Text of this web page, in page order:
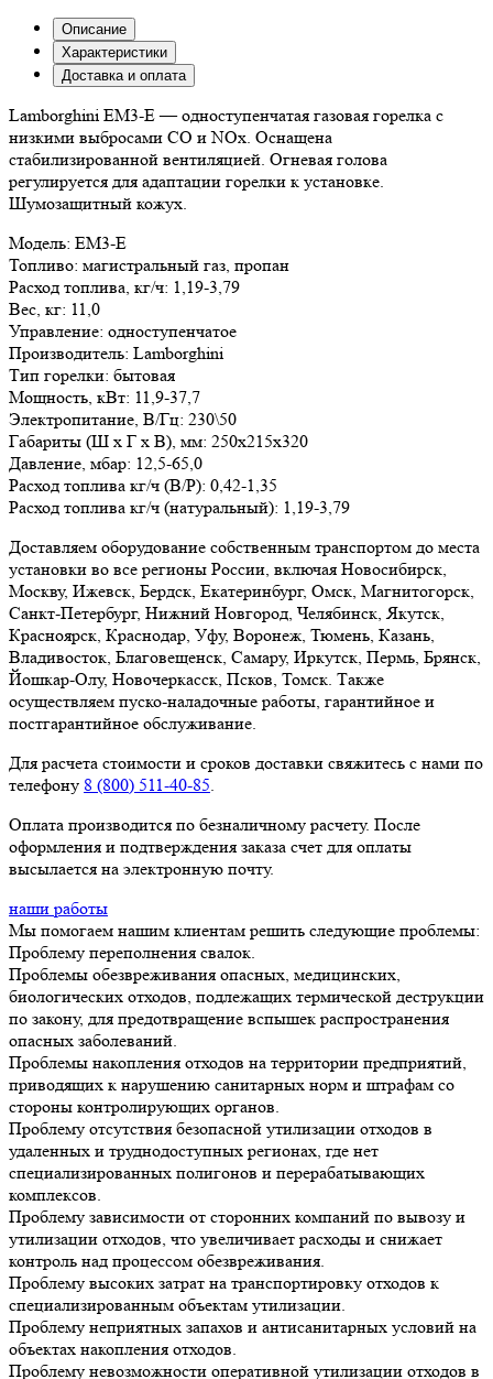
Описание
Характеристики
Доставка и оплата
Lamborghini EM3-E — одноступенчатая газовая горелка с
низкими выбросами СО и NOx. Оснащена
стабилизированной вентиляцией. Огневая голова
регулируется для адаптации горелки к установке.
Шумозащитный кожух.
Модель: EM3-E
Топливо: магистральный газ, пропан
Расход топлива, кг/ч: 1,19-3,79
Вес, кг: 11,0
Управление: одноступенчатое
Производитель: Lamborghini
Тип горелки: бытовая
Мощность, кВт: 11,9-37,7
Электропитание, В/Гц: 230\50
Габариты (Ш х Г х В), мм: 250х215х320
Давление, мбар: 12,5-65,0
Расход топлива кг/ч (B/P): 0,42-1,35
Расход топлива кг/ч (натуральный): 1,19-3,79
Доставляем оборудование собственным транспортом до места
установки во все регионы России, включая Новосибирск,
Москву, Ижевск, Бердск, Екатеринбург, Омск, Магнитогорск,
Санкт-Петербург, Нижний Новгород, Челябинск, Якутск,
Красноярск, Краснодар, Уфу, Воронеж, Тюмень, Казань,
Владивосток, Благовещенск, Самару, Иркутск, Пермь, Брянск,
Йошкар-Олу, Новочеркасск, Псков, Томск. Также
осуществляем пуско-наладочные работы, гарантийное и
постгарантийное обслуживание.
Для расчета стоимости и сроков доставки свяжитесь с нами по
телефону 8 (800) 511-40-85
Оплата производится по безналичному расчету. После
оформления и подтверждения заказа счет для оплаты
высылается на электронную почту.
наши работы
Мы помогаем нашим клиентам решить следующие проблемы:
Проблему переполнения свалок.
Проблемы обезвреживания опасных, медицинских,
биологических отходов, подлежащих термической деструкции
по закону, для предотвращение вспышек распространения
опасных заболеваний.
Проблемы накопления отходов на территории предприятий,
приводящих к нарушению санитарных норм и штрафам со
стороны контролирующих органов.
Проблему отсутствия безопасной утилизации отходов в
удаленных и труднодоступных регионах, где нет
специализированных полигонов и перерабатывающих
комплексов.
Проблему зависимости от сторонних компаний по вывозу и
утилизации отходов, что увеличивает расходы и снижает
контроль над процессом обезвреживания.
Проблему высоких затрат на транспортировку отходов к
специализированным объектам утилизации.
Проблему неприятных запахов и антисанитарных условий на
объектах накопления отходов.
Проблему невозможности оперативной утилизации отходов в